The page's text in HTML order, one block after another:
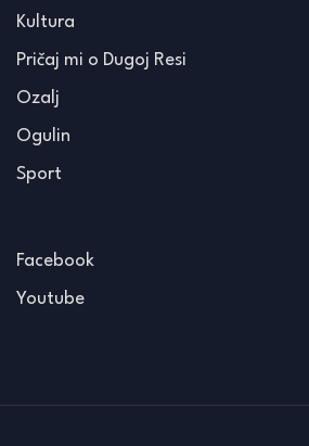
Kultura
Pričaj mi o Dugoj Resi
Ozalj
Ogulin
Sport
Facebook
Youtube